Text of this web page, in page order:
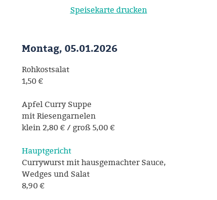
Speisekarte drucken
Montag, 05.01.2026
Rohkostsalat
1,50 €
Apfel Curry Suppe
mit Riesengarnelen
klein 2,80 € / groß 5,00 €
Hauptgericht
Currywurst mit hausgemachter Sauce,
Wedges und Salat
8,90 €